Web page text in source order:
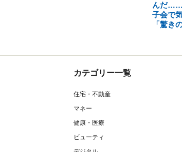
んだ……
子会で
「驚き
カテゴリー一覧
住宅・不動産
マネー
健康・医療
ビューティ